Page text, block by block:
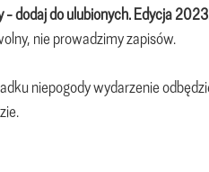
- dodaj do ulubionych. Edycja
nie prowadzimy zapisów.
niepogody wydarzenie